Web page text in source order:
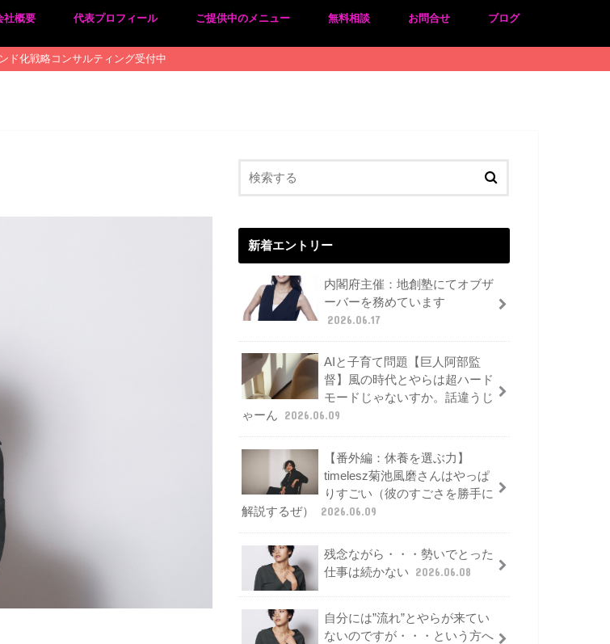
社概要 代表プロフィール ご提供中のメニュー 無料相談 お問合せ ブログ
ド化戦略コンサルティング受付中
新着エントリー
内閣府主催：地創塾にてオブザ
ーバーを務めています
2026.06.17
AIと子育て問題【巨人阿部監
督】風の時代とやらは超ハード
モードじゃないすか。話違うじ
ゃーん
2026.06.09
【番外編：休養を選ぶ力】
timelesz菊池風磨さんはやっぱ
りすごい（彼のすごさを勝手に
解説するぜ）
2026.06.09
残念ながら・・・勢いでとった
仕事は続かない
2026.06.08
自分には”流れ”とやらが来てい
ないのですが・・・という方へ